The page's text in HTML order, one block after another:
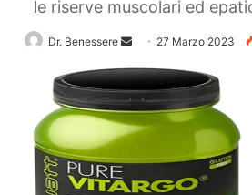
le riserve muscolari ed
Dr. Benessere
Send 27 Marzo 2023